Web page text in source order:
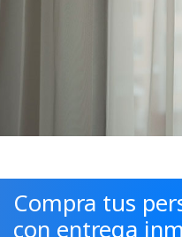
Compra tus
con entrega